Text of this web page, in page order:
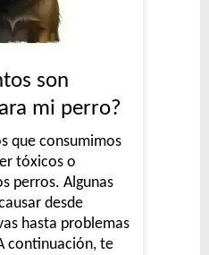
son
mi perro?
que consumimos
tóxicos o
perros. Algunas
desde
hasta problemas
continuación, te